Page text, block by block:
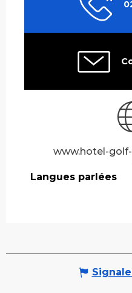
www.hotel-
Langues parlées
Langues parlées